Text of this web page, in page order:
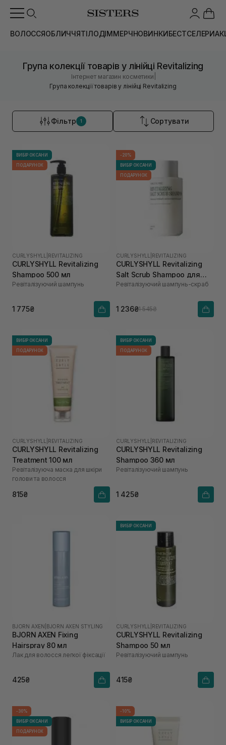
ВОЛОССЯОБЛИЧЧЯТІЛОДІММЕРЧНОВИНКИБЕСТСЕЛЕРИ
Група колекції товарів у лінійці Revitalizing
Інтернет магазин косметики
Група колекції товарів у лінійці Revitalizing
Фільтр 1 Сортувати
ВИБІР ОКСАНИ
ПОДАРУНОК
CURLYSHYLL REVITALIZING
CURLYSHYLL Revitalizing
Shampoo 500 мл
Ревіталізуючий шампунь
1 775₴
-20%
ВИБІР ОКСАНИ
ПОДАРУНОК
CURLYSHYLL REVITALIZING
CURLYSHYLL Revitalizing
Salt Scrub Shampoo для
ослабленої шкіри голови
Ревіталізуючий шампунь-скраб
1 236₴1 545₴
ВИБІР ОКСАНИ
ПОДАРУНОК
CURLYSHYLL REVITALIZING
CURLYSHYLL Revitalizing
Treatment 100 мл
Ревіталізуюча маска для шкіри
голови та волосся
815₴
ВИБІР ОКСАНИ
ПОДАРУНОК
CURLYSHYLL REVITALIZING
CURLYSHYLL Revitalizing
Shampoo 360 мл
Ревіталізуючий шампунь
1 425₴
BJORN AXEN BJORN AXEN STYLING
BJORN AXEN Fixing
Hairspray 80 мл
Лак для волосся легкої фіксації
425₴
ВИБІР ОКСАНИ
CURLYSHYLL REVITALIZING
CURLYSHYLL Revitalizing
Shampoo 50 мл
Ревіталізуючий шампунь
415₴
-30%
ВИБІР ОКСАНИ
ПОДАРУНОК
-10%
ВИБІР ОКСАНИ